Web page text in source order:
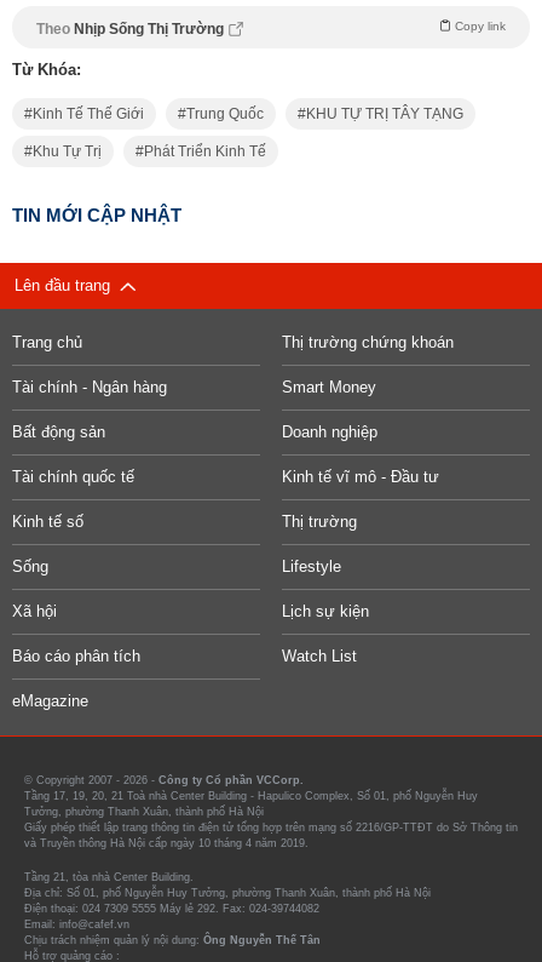
Theo Nhịp Sống Thị Trường Copy link
Từ Khóa:
Kinh Tế Thế Giới Trung Quốc KHU TỰ TRỊ TÂY TẠNG
Khu Tự Trị Phát Triển Kinh Tế
TIN MỚI CẬP NHẬT
Lên đầu trang
Trang chủ Thị trường chứng khoán
Tài chính - Ngân hàng Smart Money
Bất động sản Doanh nghiệp
Tài chính quốc tế Kinh tế vĩ mô - Đầu tư
Kinh tế số Thị trường
Sống Lifestyle
Xã hội Lịch sự kiện
Báo cáo phân tích Watch List
eMagazine
© Copyright 2007 - 2026 - Công ty Cổ phần VCCorp.
Tầng 17, 19, 20, 21 Toà nhà Center Building - Hapulico Complex, Số 01, phố Nguyễn Huy
Tưởng, phường Thanh Xuân, thành phố Hà Nội
Giấy phép thiết lập trang thông tin điện tử tổng hợp trên mạng số 2216/GP-TTĐT do Sở Thông tin
và Truyền thông Hà Nội cấp ngày 10 tháng 4 năm 2019.
Tầng 21, tòa nhà Center Building.
Địa chỉ: Số 01, phố Nguyễn Huy Tưởng, phường Thanh Xuân, thành phố Hà Nội
Điện thoại: 024 7309 5555 Máy lẻ 292. Fax: 024-39744082
Email: info@cafef.vn
Chịu trách nhiệm quản lý nội dung: Ông Nguyễn Thế Tân
Hỗ trợ quảng cáo :